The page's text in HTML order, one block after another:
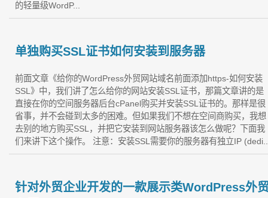
的轻量级WordP...
单独购买SSL证书如何安装到服务器
前面文章《给你的WordPress外贸网站域名前面添加https-如何安装
SSL》中，我们讲了怎么给你的网站安装SSL证书，那篇文章讲的是
直接在你的空间服务器后台cPanel购买并安装SSL证书的。那样是很
省事，并不会碰到太多的困难。但如果我们不想在空间商购买，我想
去别的地方购买SSL，并把它安装到网站服务器该怎么做呢？下面我
们来讲下这个操作。 注意：安装SSL需要你的服务器有独立IP
针对外贸企业开发的一款展示类WordPress外